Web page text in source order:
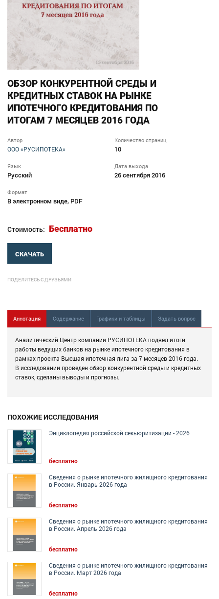
ОБЗОР КОНКУРЕНТНОЙ СРЕДЫ И
КРЕДИТНЫХ СТАВОК НА РЫНКЕ
ИПОТЕЧНОГО КРЕДИТОВАНИЯ ПО
ИТОГАМ 7 МЕСЯЦЕВ 2016 ГОДА
Автор
ООО «РУСИПОТЕКА»
Количество страниц
10
Язык
Русский
Дата выхода
26 сентября 2016
Формат
В электронном виде, PDF
Стоимость: Бесплатно
СКАЧАТЬ
ПОДЕЛИТЕСЬ С ДРУЗЬЯМИ
Аннотация Содержание Графики и таблицы Задать вопрос
Аналитический Центр компании РУСИПОТЕКА подвел итоги
работы ведущих банков на рынке ипотечного кредитования в
рамках проекта Высшая ипотечная лига за 7 месяцев 2016 года.
В исследовании проведен обзор конкурентной среды и кредитных
ставок, сделаны выводы и прогнозы.
ПОХОЖИЕ ИССЛЕДОВАНИЯ
Энциклопедия российской секьюритизации - 2026
бесплатно
Сведения о рынке ипотечного жилищного кредитования
в России. Январь 2026 года
бесплатно
Сведения о рынке ипотечного жилищного кредитования
в России. Апрель 2026 года
бесплатно
Сведения о рынке ипотечного жилищного кредитования
в России. Март 2026 года
бесплатно